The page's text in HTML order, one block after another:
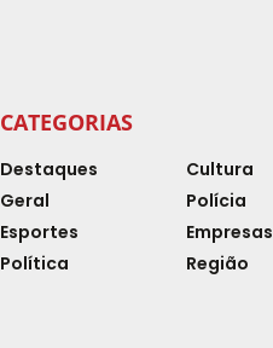
CATEGORIAS
Destaques
Geral
Esportes
Política
Cultura
Polícia
Empresas
Região